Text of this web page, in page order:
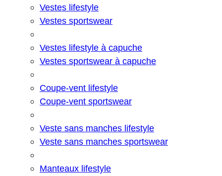
Vestes lifestyle
Vestes sportswear
Vestes lifestyle à capuche
Vestes sportswear à capuche
Coupe-vent lifestyle
Coupe-vent sportswear
Veste sans manches lifestyle
Veste sans manches sportswear
Manteaux lifestyle